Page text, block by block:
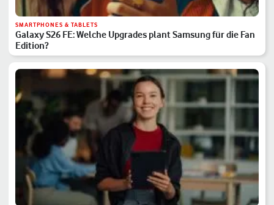
SMARTPHONES & TABLETS
Galaxy S26 FE: Welche Upgrades plant Samsung für die Fan
Edition?